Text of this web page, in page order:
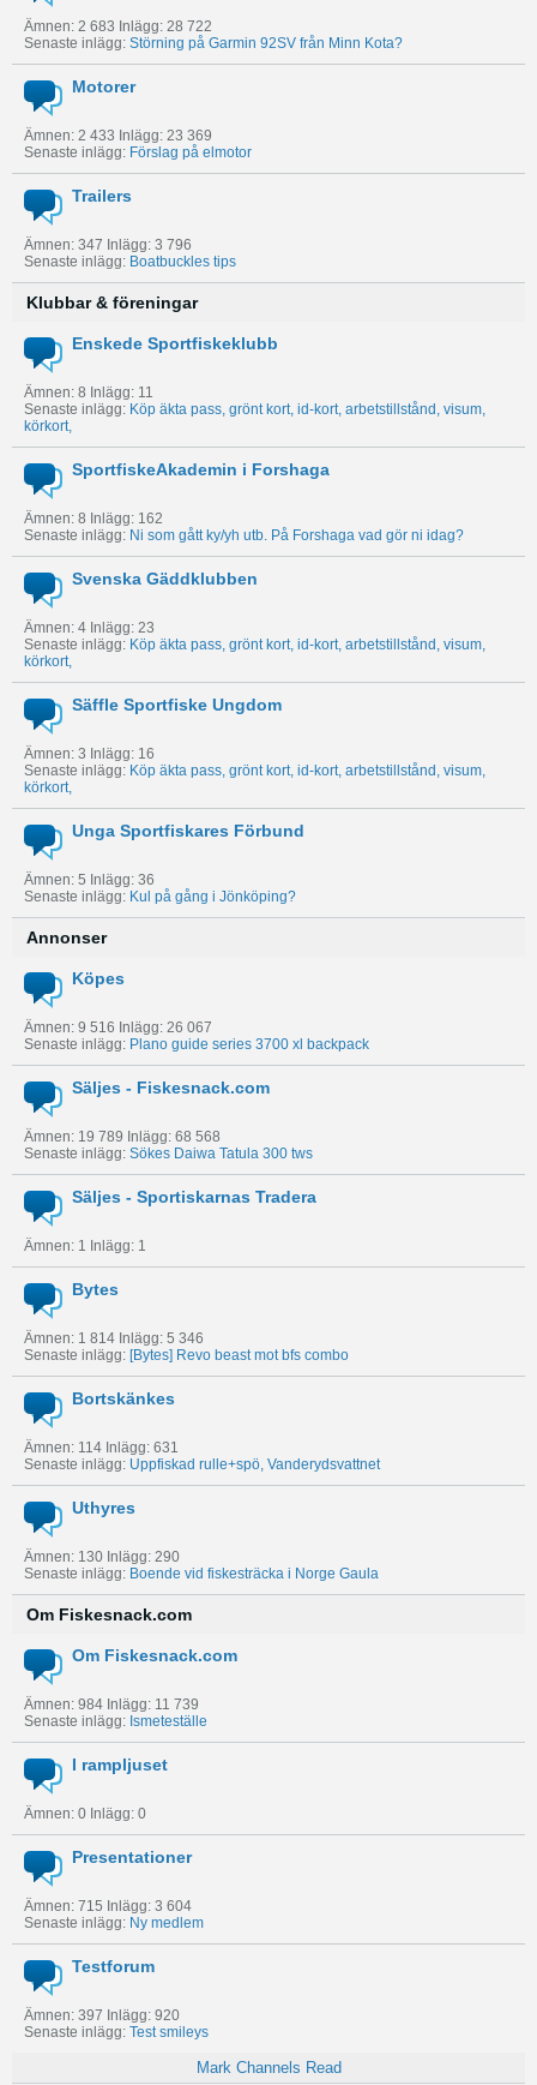
Ämnen: 2 683 Inlägg: 28 722
Senaste inlägg: Störning på Garmin 92SV från Minn Kota?
Motorer
Ämnen: 2 433 Inlägg: 23 369
Senaste inlägg: Förslag på elmotor
Trailers
Ämnen: 347 Inlägg: 3 796
Senaste inlägg: Boatbuckles tips
Klubbar & föreningar
Enskede Sportfiskeklubb
Ämnen: 8 Inlägg: 11
Senaste inlägg: Köp äkta pass, grönt kort, id-kort, arbetstillstånd, visum,
körkort,
SportfiskeAkademin i Forshaga
Ämnen: 8 Inlägg: 162
Senaste inlägg: Ni som gått ky/yh utb. På Forshaga vad gör ni idag?
Svenska Gäddklubben
Ämnen: 4 Inlägg: 23
Senaste inlägg: Köp äkta pass, grönt kort, id-kort, arbetstillstånd, visum,
körkort,
Säffle Sportfiske Ungdom
Ämnen: 3 Inlägg: 16
Senaste inlägg: Köp äkta pass, grönt kort, id-kort, arbetstillstånd, visum,
körkort,
Unga Sportfiskares Förbund
Ämnen: 5 Inlägg: 36
Senaste inlägg: Kul på gång i Jönköping?
Annonser
Köpes
Ämnen: 9 516 Inlägg: 26 067
Senaste inlägg: Plano guide series 3700 xl backpack
Säljes - Fiskesnack.com
Ämnen: 19 789 Inlägg: 68 568
Senaste inlägg: Sökes Daiwa Tatula 300 tws
Säljes - Sportiskarnas Tradera
Ämnen: 1 Inlägg: 1
Bytes
Ämnen: 1 814 Inlägg: 5 346
Senaste inlägg: [Bytes] Revo beast mot bfs combo
Bortskänkes
Ämnen: 114 Inlägg: 631
Senaste inlägg: Uppfiskad rulle+spö, Vanderydsvattnet
Uthyres
Ämnen: 130 Inlägg: 290
Senaste inlägg: Boende vid fiskesträcka i Norge Gaula
Om Fiskesnack.com
Om Fiskesnack.com
Ämnen: 984 Inlägg: 11 739
Senaste inlägg: Ismeteställe
I rampljuset
Ämnen: 0 Inlägg: 0
Presentationer
Ämnen: 715 Inlägg: 3 604
Senaste inlägg: Ny medlem
Testforum
Ämnen: 397 Inlägg: 920
Senaste inlägg: Test smileys
Mark Channels Read